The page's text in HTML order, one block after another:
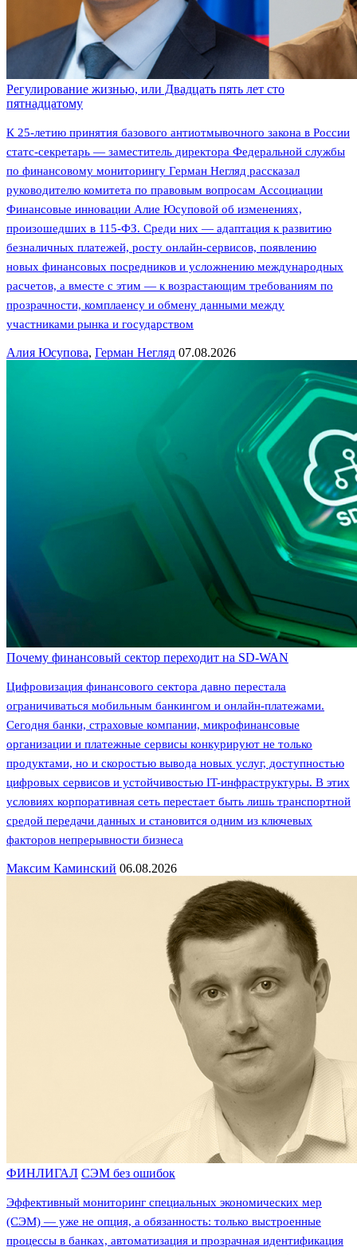
Регулирование жизнью, или Двадцать пять лет сто
пятнадцатому
К 25-летию принятия базового антиотмывочного закона в России
статс-секретарь — заместитель директора Федеральной службы
по финансовому мониторингу Герман Негляд рассказал
руководителю комитета по правовым вопросам Ассоциации
Финансовые инновации Алие Юсуповой об изменениях,
произошедших в 115-ФЗ. Среди них — адаптация к развитию
безналичных платежей, росту онлайн-сервисов, появлению
новых финансовых посредников и усложнению международных
расчетов, а вместе с этим — к возрастающим требованиям по
прозрачности, комплаенсу и обмену данными между
участниками рынка и государством
Алия Юсупова, Герман Негляд 07.08.2026
Почему финансовый сектор переходит на SD-WAN
Цифровизация финансового сектора давно перестала
ограничиваться мобильным банкингом и онлайн-платежами.
Сегодня банки, страховые компании, микрофинансовые
организации и платежные сервисы конкурируют не только
продуктами, но и скоростью вывода новых услуг, доступностью
цифровых сервисов и устойчивостью IT-инфраструктуры. В этих
условиях корпоративная сеть перестает быть лишь транспортной
средой передачи данных и становится одним из ключевых
факторов непрерывности бизнеса
Максим Каминский 06.08.2026
ФИНЛИГАЛ СЭМ без ошибок
Эффективный мониторинг специальных экономических мер
(СЭМ) — уже не опция, а обязанность: только выстроенные
процессы в банках, автоматизация и прозрачная идентификация